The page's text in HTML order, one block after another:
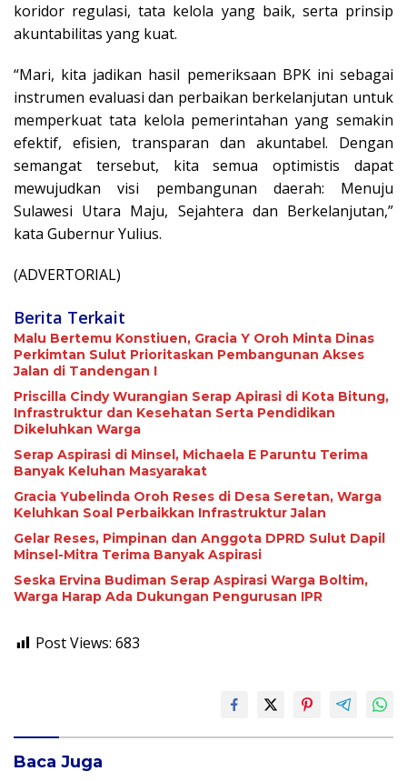
koridor regulasi, tata kelola yang baik, serta prinsip
akuntabilitas yang kuat.
“Mari, kita jadikan hasil pemeriksaan BPK ini sebagai
instrumen evaluasi dan perbaikan berkelanjutan untuk
memperkuat tata kelola pemerintahan yang semakin
efektif, efisien, transparan dan akuntabel. Dengan
semangat tersebut, kita semua optimistis dapat
mewujudkan visi pembangunan daerah: Menuju
Sulawesi Utara Maju, Sejahtera dan Berkelanjutan,”
kata Gubernur Yulius.
(ADVERTORIAL)
Berita Terkait
Malu Bertemu Konstiuen, Gracia Y Oroh Minta Dinas
Perkimtan Sulut Prioritaskan Pembangunan Akses
Jalan di Tandengan I
Priscilla Cindy Wurangian Serap Apirasi di Kota Bitung,
Infrastruktur dan Kesehatan Serta Pendidikan
Dikeluhkan Warga
Serap Aspirasi di Minsel, Michaela E Paruntu Terima
Banyak Keluhan Masyarakat
Gracia Yubelinda Oroh Reses di Desa Seretan, Warga
Keluhkan Soal Perbaikkan Infrastruktur Jalan
Gelar Reses, Pimpinan dan Anggota DPRD Sulut Dapil
Minsel-Mitra Terima Banyak Aspirasi
Seska Ervina Budiman Serap Aspirasi Warga Boltim,
Warga Harap Ada Dukungan Pengurusan IPR
Post Views: 683
Baca Juga